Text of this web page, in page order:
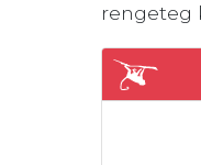
rengeteg